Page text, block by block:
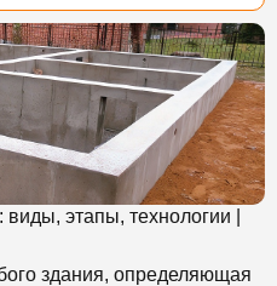
этапы, технологии |
здания, определяющая